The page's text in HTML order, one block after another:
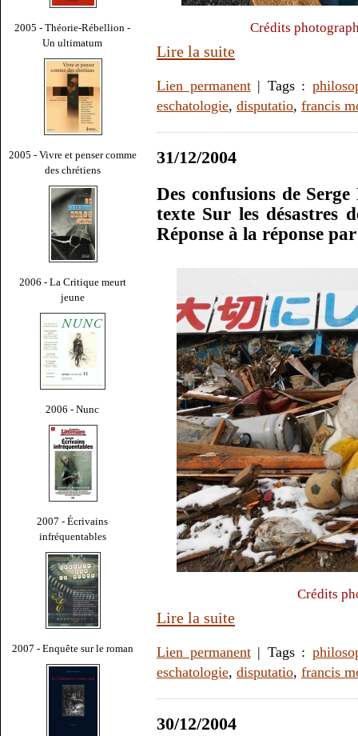
2005 - Théorie-Rébellion -
Un ultimatum
2005 - Vivre et penser comme
des chrétiens
2006 - La Critique meurt
jeune
2006 - Nunc
2007 - Écrivains
infréquentables
2007 - Enquête sur le roman
Crédits
Lire la suite
Lien permanent| Tags :
eschatologie, disputatio, francis
31/12/2004
Des confusions de
texte Sur les désastres
Réponse à la réponse
Crédits
Lire la suite
Lien permanent| Tags :
eschatologie, disputatio, francis
30/12/2004